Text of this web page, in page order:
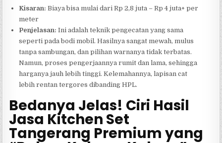
Kisaran: Biaya bisa mulai dari Rp 2,8 juta – Rp 4 juta+ per
meter
Penjelasan: Ini adalah teknik pengecatan yang sama
seperti pada bodi mobil. Hasilnya sangat mewah, mulus
tanpa sambungan, dan pilihan warnanya tidak terbatas.
Namun, proses pengerjaannya rumit dan lama, sehingga
harganya jauh lebih tinggi. Kelemahannya, lapisan cat
lebih rentan tergores dibanding HPL.
Bedanya Jelas! Ciri Hasil
Jasa Kitchen Set
Tangerang Premium yang